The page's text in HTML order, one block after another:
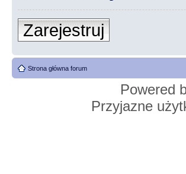
Zarejestruj
Strona główna forum
Powered
Przyjazne